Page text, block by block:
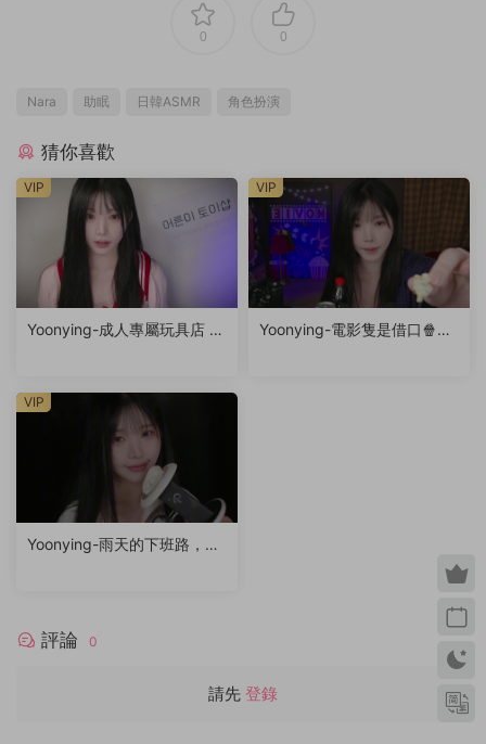
0 0
Nara 助眠 日韓ASMR 角色扮演
猜你喜歡
Yoonying-成人專屬玩具店 R
VIP
Yoonying-電影隻是借口🍿（f
VIP
Yoonying-雨天的下班路，你
VIP
評論 0
請先 登錄